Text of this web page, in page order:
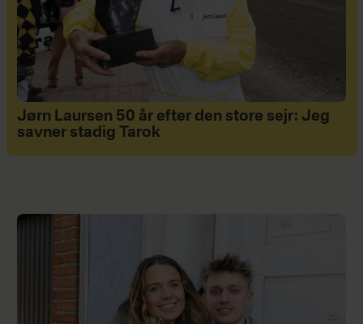
Jørn Laursen 50 år efter den store sejr: Jeg
savner stadig Tarok